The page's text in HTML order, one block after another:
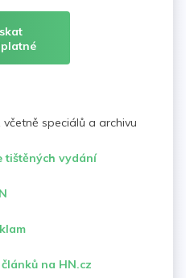
včetně speciálů a archivu
tištěných vydání
na HN.cz